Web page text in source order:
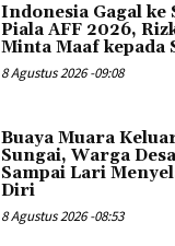
Indonesia Gagal ke
Piala AFF 2026,
Minta Maaf kepada
8 Agustus 2026 -09:08
Buaya Muara
Sungai, Warga
Sampai Lari
Diri
8 Agustus 2026 -08:53